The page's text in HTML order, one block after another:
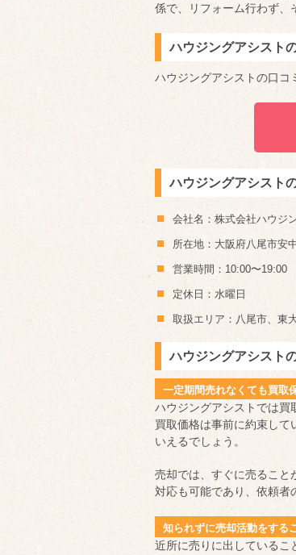
係で、リフォーム行わず、
ハウジングアシスト
ハウジングアシストの口コ
ハウジングアシスト
会社名：株式会社ハウジ
所在地：大阪府八尾市安
営業時間：10:00〜19:00
定休日：水曜日
取扱エリア：八尾市、東
ハウジングアシスト
一定期間売れなくても買取
ハウジングアシストでは買
買取価格は事前に約束して
いえるでしょう。
売却では、すぐに売ること
対応も可能であり、依頼者
知られずに売却活動をする
近所に売りに出しているこ